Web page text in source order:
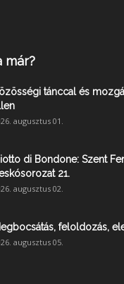
már?
tánccal és
augusztus 01.
di Bondone: Szent
21.
augusztus 02.
feloldozás,
augusztus 05.